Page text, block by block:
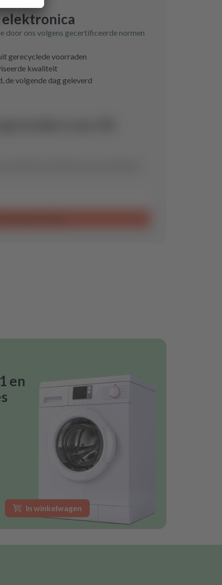
door ons volgens gecertificeerde normen
gerecyclede voorraden
kwaliteit
de volgende dag geleverd
en
In winkelwagen